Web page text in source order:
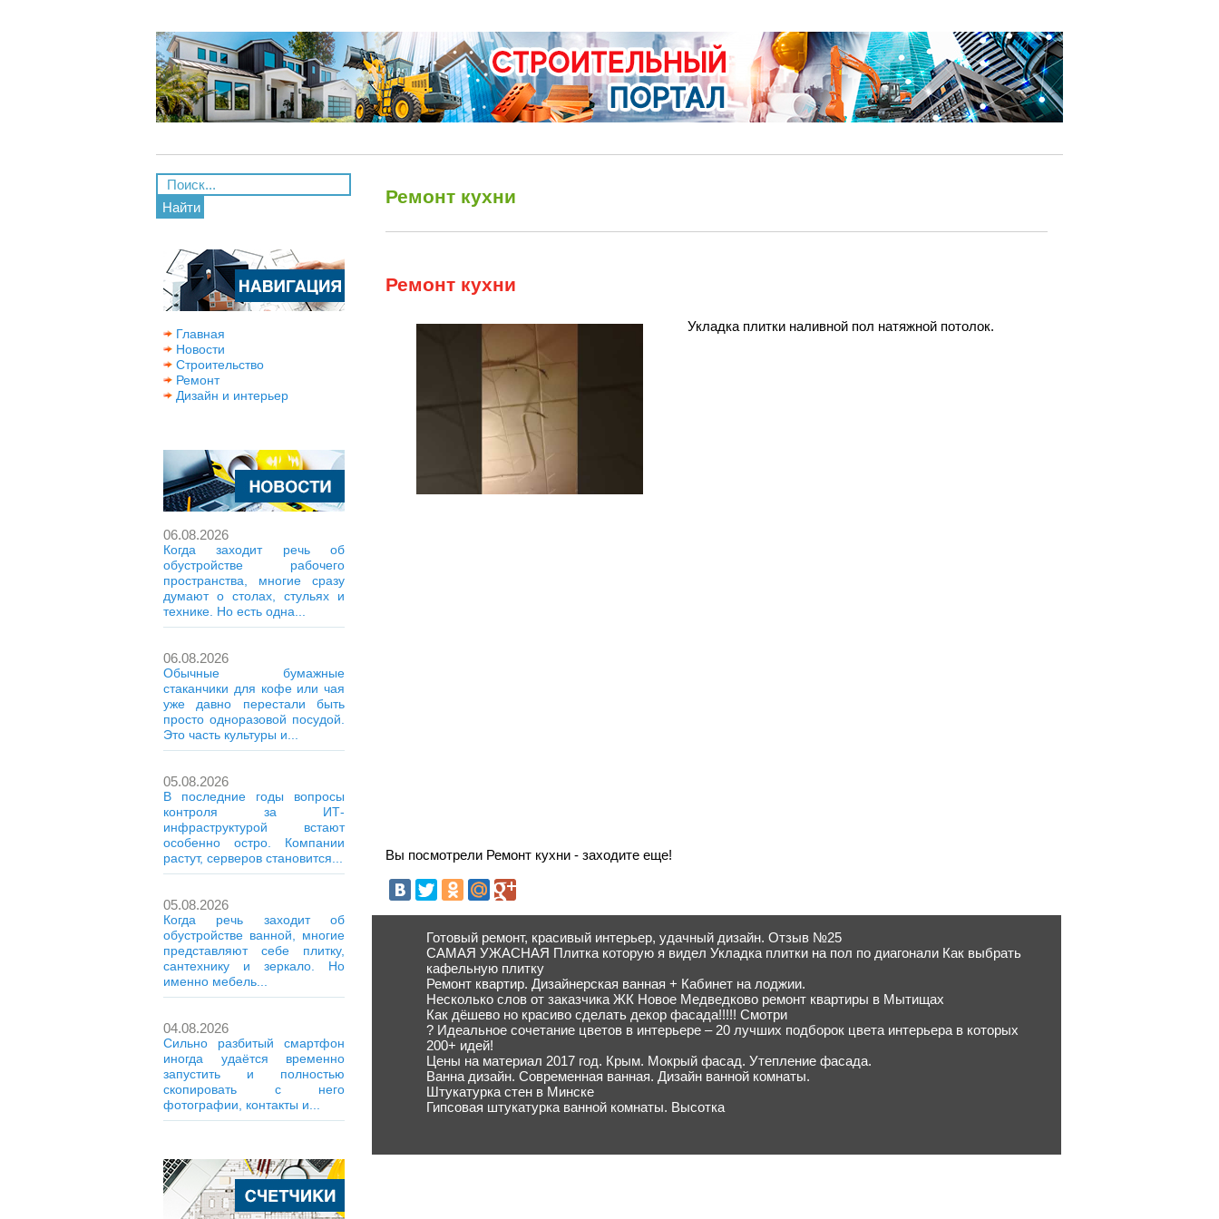
Найти
Главная
Новости
Строительство
Ремонт
Дизайн и интерьер
06.08.2026
Когда заходит речь об
обустройстве рабочего
пространства, многие сразу
думают о столах, стульях и
технике. Но есть одна...
06.08.2026
Обычные бумажные
стаканчики для кофе или чая
уже давно перестали быть
просто одноразовой посудой.
Это часть культуры и...
05.08.2026
В последние годы вопросы
контроля за ИТ-
инфраструктурой встают
особенно остро. Компании
растут, серверов становится...
05.08.2026
Когда речь заходит об
обустройстве ванной, многие
представляют себе плитку,
сантехнику и зеркало. Но
именно мебель...
04.08.2026
Сильно разбитый смартфон
иногда удаётся временно
запустить и полностью
скопировать с него
фотографии, контакты и...
Ремонт кухни
Ремонт кухни
Укладка плитки наливной пол натяжной потолок.
Вы посмотрели Ремонт кухни - заходите еще!
Готовый ремонт, красивый интерьер, удачный дизайн. Отзыв №25
САМАЯ УЖАСНАЯ Плитка которую я видел Укладка плитки на пол по диагонали Как выбрать
кафельную плитку
Ремонт квартир. Дизайнерская ванная + Кабинет на лоджии.
Несколько слов от заказчика ЖК Новое Медведково ремонт квартиры в Мытищах
Как дёшево но красиво сделать декор фасада!!!!! Смотри
? Идеальное сочетание цветов в интерьере – 20 лучших подборок цвета интерьера в которых
200+ идей!
Цены на материал 2017 год. Крым. Мокрый фасад. Утепление фасада.
Ванна дизайн. Современная ванная. Дизайн ванной комнаты.
Штукатурка стен в Минске
Гипсовая штукатурка ванной комнаты. Высотка